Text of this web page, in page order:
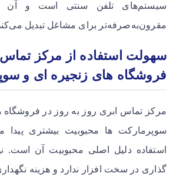
سیستم‌های تلفن سنتی است و آن را
مقرون‌به‌صرفه‌تر برای مشاغل تبدیل می‌کند.
سهولت استفاده از مرکز تماس
فروشگاه های زنجیره ای و
مرکز تماس ابری روز به روز در فروشگاه
سوپرمارکت ها محبوبیت بیشتری پیدا
استفاده دلیل اصلی محبوبیت آن است.
گذاری در سخت افزار ندارد و هزینه نگهداری